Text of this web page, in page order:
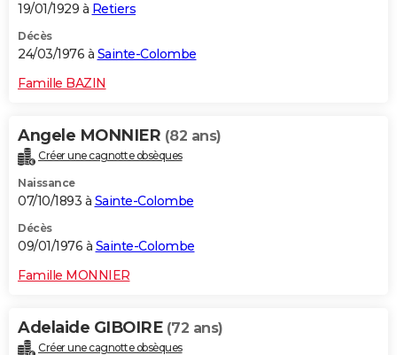
19/01/1929 à Retiers
Décès
24/03/1976 à Sainte-Colombe
Famille BAZIN
Angele MONNIER (82 ans)
Créer une cagnotte obsèques
Naissance
07/10/1893 à Sainte-Colombe
Décès
09/01/1976 à Sainte-Colombe
Famille MONNIER
Adelaide GIBOIRE (72 ans)
Créer une cagnotte obsèques